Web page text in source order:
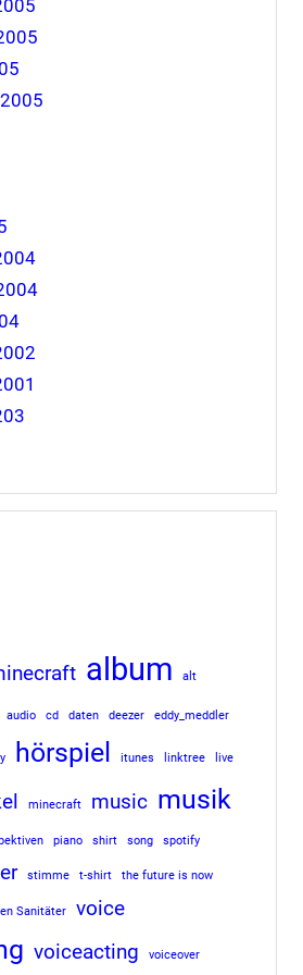
album alt
audio cd daten deezer eddy_meddler
hörspiel itunes linktree live
minecraft music musik
piano shirt song spotify
stimme t-shirt the future is now
Sanitäter voice
voiceacting voiceover